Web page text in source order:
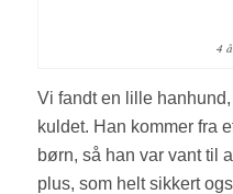
4
Vi fandt en lille
kuldet. Han kommer fra
børn, så han var vant til
plus, som helt sikkert